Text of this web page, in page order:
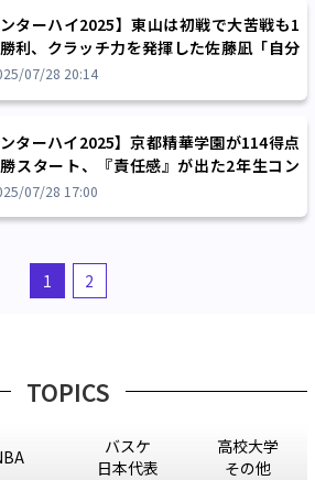
ンターハイ2025】東山は初戦で大苦戦も1
利、クラッチ力を発揮した佐藤凪「自分
を取らなきゃいけない」
07/28 20:14
ンターハイ2025】京都精華学園が114得点
スタート、『責任感』が出た2年生コン
生小珀＆吉田ひかり
07/28 17:00
1 2
TOPICS
バスケ
日本代表
高校大学
その他